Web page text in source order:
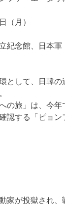
（月）
紀念館、日本
して、日韓
旅」は、今
認する「ピョ
家が投獄され